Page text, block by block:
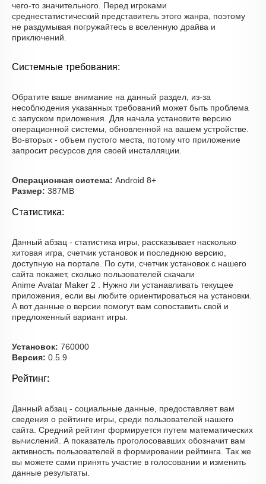
чего-то значительного. Перед игроками
среднестатистический представитель этого жанра, поэтому
не раздумывая погружайтесь в вселенную драйва и
приключений.
Системные требования:
Обратите ваше внимание на данный раздел, из-за
несоблюдения указанных требований может быть проблема
с запуском приложения. Для начала установите версию
операционной системы, обновленной на вашем устройстве.
Во-вторых - объем пустого места, потому что приложение
запросит ресурсов для своей инсталляции.
Операционная система: Android 8+
Размер: 387MB
Статистика:
Данный абзац - статистика игры, рассказывает насколько
хитовая игра, счетчик установок и последнюю версию,
доступную на портале. По сути, счетчик установок с нашего
сайта покажет, сколько пользователей скачали
Anime Avatar Maker 2 . Нужно ли устанавливать текущее
приложения, если вы любите ориентироваться на установки.
А вот данные о версии помогут вам сопоставить свой и
предложенный вариант игры.
Установок: 760000
Версия: 0.5.9
Рейтинг:
Данный абзац - социальные данные, предоставляет вам
сведения о рейтинге игры, среди пользователей нашего
сайта. Средний рейтинг формируется путем математических
вычислений. А показатель проголосовавших обозначит вам
активность пользователей в формировании рейтинга. Так же
вы можете сами принять участие в голосовании и изменить
данные результаты.